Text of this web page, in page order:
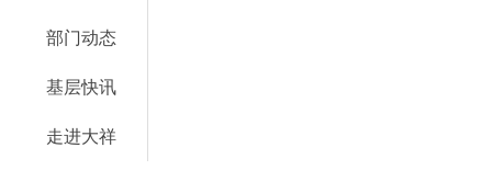
部门动态
基层快讯
走进大祥